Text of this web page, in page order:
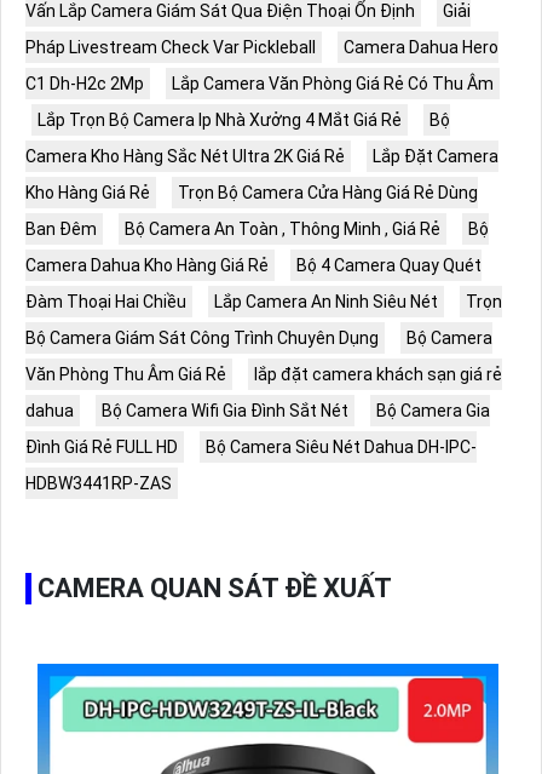
Vấn Lắp Camera Giám Sát Qua Điện Thoại Ổn Định
Giải
Pháp Livestream Check Var Pickleball
Camera Dahua Hero
C1 Dh-H2c 2Mp
Lắp Camera Văn Phòng Giá Rẻ Có Thu Âm
Lắp Trọn Bộ Camera Ip Nhà Xưởng 4 Mắt Giá Rẻ
Bộ
Camera Kho Hàng Sắc Nét Ultra 2K Giá Rẻ
Lắp Đặt Camera
Kho Hàng Giá Rẻ
Trọn Bộ Camera Cửa Hàng Giá Rẻ Dùng
Ban Đêm
Bộ Camera An Toàn , Thông Minh , Giá Rẻ
Bộ
Camera Dahua Kho Hàng Giá Rẻ
Bộ 4 Camera Quay Quét
Đàm Thoại Hai Chiều
Lắp Camera An Ninh Siêu Nét
Trọn
Bộ Camera Giám Sát Công Trình Chuyên Dụng
Bộ Camera
Văn Phòng Thu Âm Giá Rẻ
lắp đặt camera khách sạn giá rẻ
dahua
Bộ Camera Wifi Gia Đình Sắt Nét
Bộ Camera Gia
Đình Giá Rẻ FULL HD
Bộ Camera Siêu Nét Dahua DH-IPC-
HDBW3441RP-ZAS
CAMERA QUAN SÁT ĐỀ XUẤT